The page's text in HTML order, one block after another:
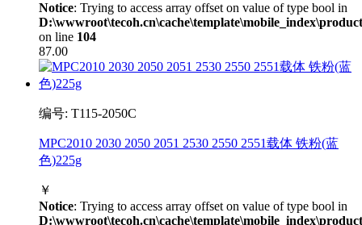
Notice: Trying to access array offset on value of type bool in
on line 104
87.00
编号: T115-2050C
MPC2010 2030 2050 2051 2530 2550 2551载体 铁粉(蓝
色)225g
￥
Notice: Trying to access array offset on value of type bool in